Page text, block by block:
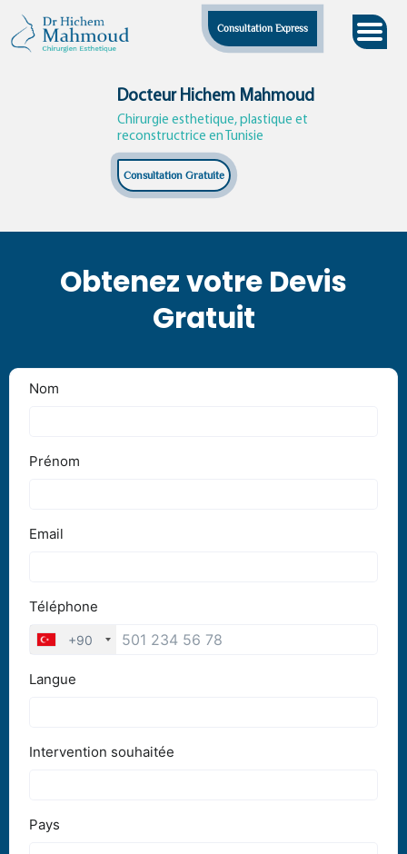
content
Consultation Express
Docteur Hichem Mahmoud
Chirurgie esthetique, plastique et
reconstructrice en Tunisie
Consultation Gratuite
Obtenez votre Devis
Gratuit